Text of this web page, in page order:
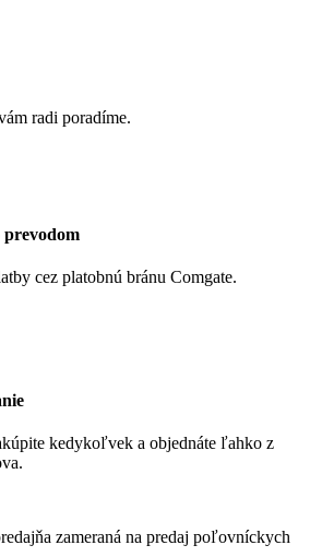
radi poradíme.
cez platobnú bránu Comgate.
kedykoľvek a objednáte ľahko z
zameraná na predaj poľovníckych